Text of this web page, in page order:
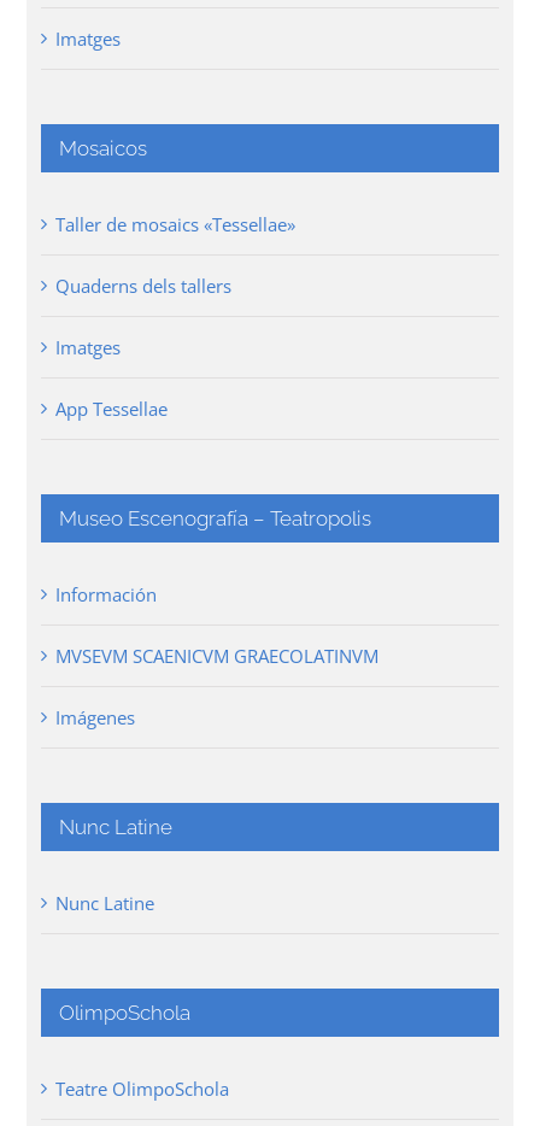
Imatges
Mosaicos
Taller de mosaics «Tessellae»
Quaderns dels tallers
Imatges
App Tessellae
Museo Escenografía – Teatropolis
Información
MVSEVM SCAENICVM GRAECOLATINVM
Imágenes
Nunc Latine
Nunc Latine
OlimpoSchola
Teatre OlimpoSchola